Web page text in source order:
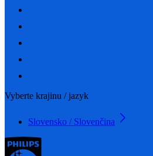
Vyberte krajinu / jazyk
Slovensko / Slovenčina